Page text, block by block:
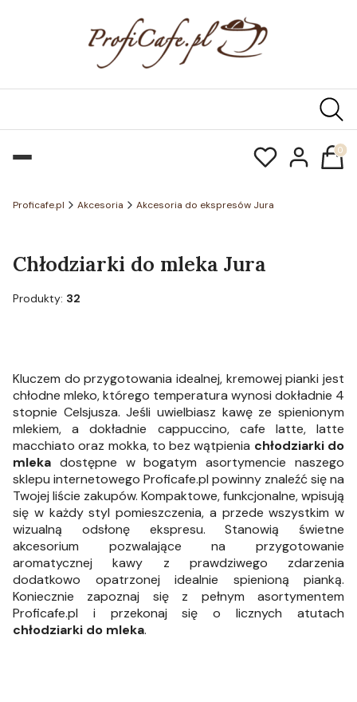
Proficafe.pl Akcesoria Akcesoria do ekspresów Jura
Chłodziarki do mleka Jura
Produkty: 32
Kluczem do przygotowania idealnej, kremowej pianki jest
chłodne mleko, którego temperatura wynosi dokładnie 4
stopnie Celsjusza. Jeśli uwielbiasz kawę ze spienionym
mlekiem, a dokładnie cappuccino, cafe latte, latte
macchiato oraz mokka, to bez wątpienia chłodziarki do
mleka dostępne w bogatym asortymencie naszego
sklepu internetowego Proficafe.pl powinny znaleźć się na
Twojej liście zakupów. Kompaktowe, funkcjonalne, wpisują
się w każdy styl pomieszczenia, a przede wszystkim w
wizualną odsłonę ekspresu. Stanowią świetne
akcesorium pozwalające na przygotowanie
aromatycznej kawy z prawdziwego zdarzenia
dodatkowo opatrzonej idealnie spienioną pianką.
Koniecznie zapoznaj się z pełnym asortymentem
Proficafe.pl i przekonaj się o licznych atutach
chłodziarki do mleka.